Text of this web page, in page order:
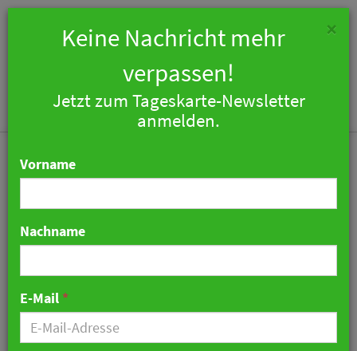
Lerch Genusswelten
eröffnet Restaurant „Die
Villa“ in Biberach
×
Keine Nachricht mehr
verpassen!
Jetzt zum Tageskarte-Newsletter
anmelden.
Vorname
Nachname
E-Mail *